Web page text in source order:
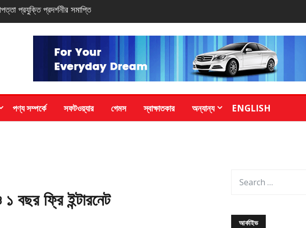
সিরিজ স্মার্টফোন
পণ্য সম্পর্কে সফটওয়্যার গেমস স্বাক্ষাতকার অন্যান্য ENGLISH
বছর ফ্রি ইন্টারনেট
আর্কাইভ